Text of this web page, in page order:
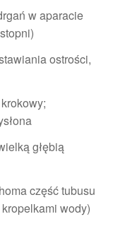
w aparacie
ostrości,
głębią
część tubusu
wody)